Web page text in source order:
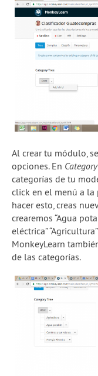
Al crear tu módulo,
opciones. En
categorías de tu
click en el menú a la
hacer esto, creas
crearemos “Agua
eléctrica”
MonkeyLearn
de las categorías.